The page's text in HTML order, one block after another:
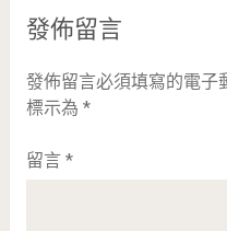
發佈留言
發佈留言必須填寫的電子
標示為 *
留言 *